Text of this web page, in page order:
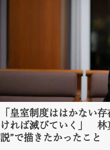
「皇室制度ははかない
ければ滅びていく」 林
説”で描きたかったこと